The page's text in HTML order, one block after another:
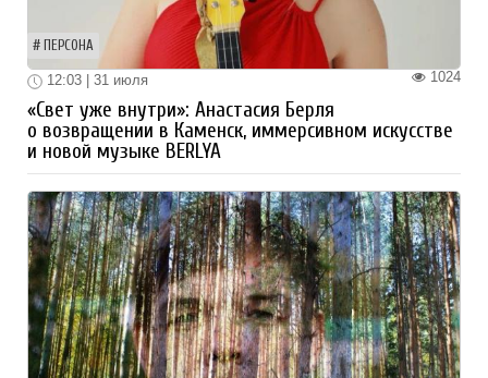
ПЕРСОНА
1024
12:03 | 31 июля
«Свет уже внутри»: Анастасия Берля
о возвращении в Каменск, иммерсивном искусстве
и новой музыке BERLYA